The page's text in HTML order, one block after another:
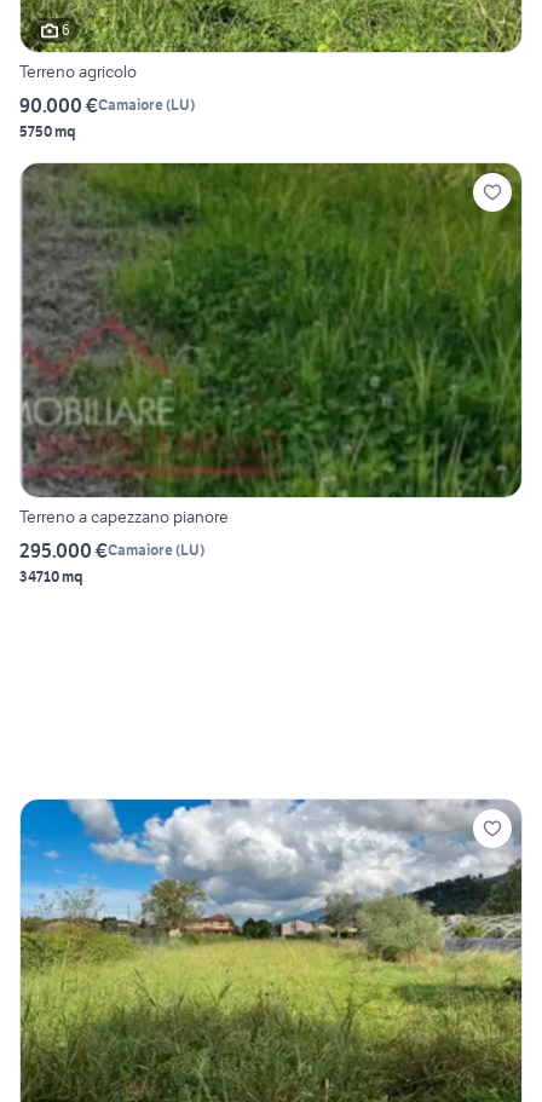
6
Terreno agricolo
90.000 €Camaiore(LU)
5750 mq
Terreno a capezzano pianore
295.000 €Camaiore(LU)
34710 mq